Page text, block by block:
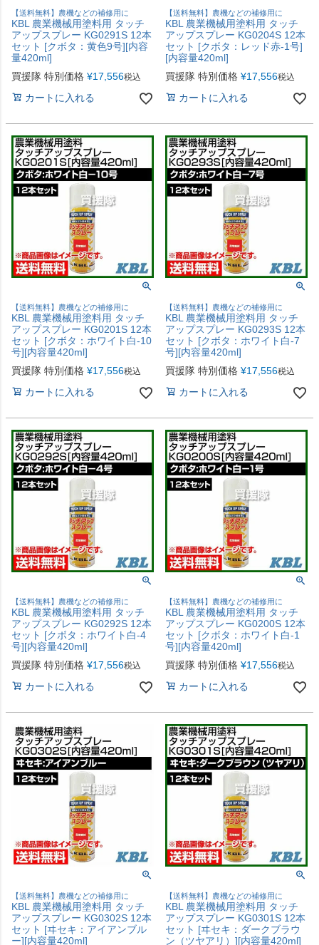
【送料無料】農機などの補修用に
KBL 農業機械用塗料用 タッチ
アップスプレー KG0291S 12本
セット [クボタ：黄色9号][内容
量420ml]
買援隊 特別価格 ¥17,556税込
カートに入れる
【送料無料】農機などの補修用に
KBL 農業機械用塗料用 タッチ
アップスプレー KG0204S 12本
セット [クボタ：レッド赤-1号]
[内容量420ml]
買援隊 特別価格 ¥17,556税込
カートに入れる
【送料無料】農機などの補修用に
KBL 農業機械用塗料用 タッチ
アップスプレー KG0201S 12本
セット [クボタ：ホワイト白-10
号][内容量420ml]
買援隊 特別価格 ¥17,556税込
カートに入れる
【送料無料】農機などの補修用に
KBL 農業機械用塗料用 タッチ
アップスプレー KG0293S 12本
セット [クボタ：ホワイト白-7
号][内容量420ml]
買援隊 特別価格 ¥17,556税込
カートに入れる
【送料無料】農機などの補修用に
KBL 農業機械用塗料用 タッチ
アップスプレー KG0292S 12本
セット [クボタ：ホワイト白-4
号][内容量420ml]
買援隊 特別価格 ¥17,556税込
カートに入れる
【送料無料】農機などの補修用に
KBL 農業機械用塗料用 タッチ
アップスプレー KG0200S 12本
セット [クボタ：ホワイト白-1
号][内容量420ml]
買援隊 特別価格 ¥17,556税込
カートに入れる
【送料無料】農機などの補修用に
KBL 農業機械用塗料用 タッチ
アップスプレー KG0302S 12本
セット [ヰセキ：アイアンブル
ー][内容量420ml]
【送料無料】農機などの補修用に
KBL 農業機械用塗料用 タッチ
アップスプレー KG0301S 12本
セット [ヰセキ：ダークブラウ
ン（ツヤアリ）][内容量420ml]